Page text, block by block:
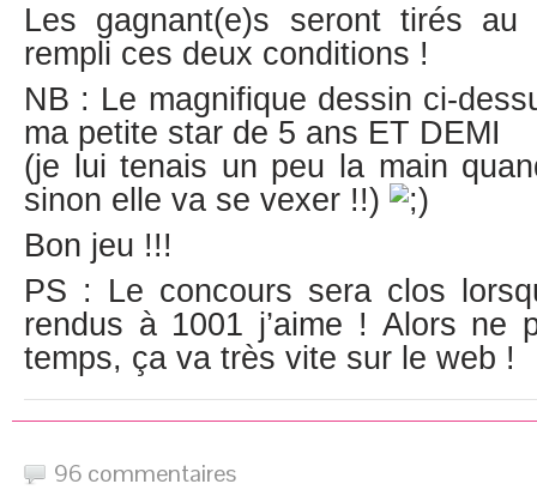
Les gagnant(e)s seront tirés au
rempli ces deux conditions !
NB : Le magnifique dessin ci-
ma petite star de 5 ans ET DEMI
(je lui tenais un peu la main
sinon elle va se vexer !!)
Bon jeu !!!
PS : Le concours sera clos
rendus à 1001 j’aime ! Alors ne
temps, ça va très vite sur le web !
96 commentaires